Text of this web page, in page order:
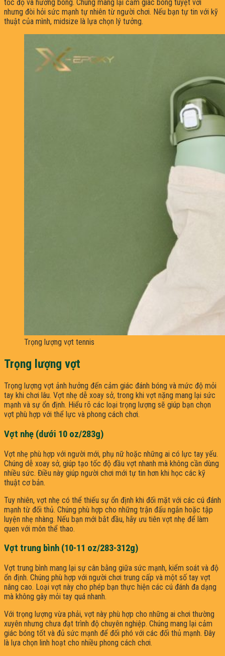
tốc độ và hướng bóng. Chúng mang lại cảm giác bóng tuyệt vời
nhưng đòi hỏi sức mạnh tự nhiên từ người chơi. Nếu bạn tự tin với kỹ
thuật của mình, midsize là lựa chọn lý tưởng.
Trọng lượng vợt tennis
Trọng lượng vợt
Trọng lượng vợt ảnh hưởng đến cảm giác đánh bóng và mức độ mỏi
tay khi chơi lâu. Vợt nhẹ dễ xoay sở, trong khi vợt nặng mang lại sức
mạnh và sự ổn định. Hiểu rõ các loại trọng lượng sẽ giúp bạn chọn
vợt phù hợp với thể lực và phong cách chơi.
Vợt nhẹ (dưới 10 oz/283g)
Vợt nhẹ phù hợp với người mới, phụ nữ hoặc những ai có lực tay yếu.
Chúng dễ xoay sở, giúp tạo tốc độ đầu vợt nhanh mà không cần dùng
nhiều sức. Điều này giúp người chơi mới tự tin hơn khi học các kỹ
thuật cơ bản.
Tuy nhiên, vợt nhẹ có thể thiếu sự ổn định khi đối mặt với các cú đánh
mạnh từ đối thủ. Chúng phù hợp cho những trận đấu ngắn hoặc tập
luyện nhẹ nhàng. Nếu bạn mới bắt đầu, hãy ưu tiên vợt nhẹ để làm
quen với môn thể thao.
Vợt trung bình (10-11 oz/283-312g)
Vợt trung bình mang lại sự cân bằng giữa sức mạnh, kiểm soát và độ
ổn định. Chúng phù hợp với người chơi trung cấp và một số tay vợt
nâng cao. Loại vợt này cho phép bạn thực hiện các cú đánh đa dạng
mà không gây mỏi tay quá nhanh.
Với trọng lượng vừa phải, vợt này phù hợp cho những ai chơi thường
xuyên nhưng chưa đạt trình độ chuyên nghiệp. Chúng mang lại cảm
giác bóng tốt và đủ sức mạnh để đối phó với các đối thủ mạnh. Đây
là lựa chọn linh hoạt cho nhiều phong cách chơi.